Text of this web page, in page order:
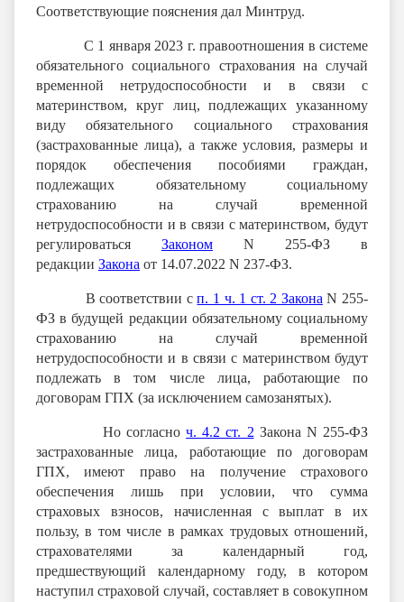
Соответствующие пояснения дал Минтруд.
С 1 января 2023 г. правоотношения в системе
обязательного социального страхования на случай
временной нетрудоспособности и в связи с
материнством, круг лиц, подлежащих указанному
виду обязательного социального страхования
(застрахованные лица), а также условия, размеры и
порядок обеспечения пособиями граждан,
подлежащих обязательному социальному
страхованию на случай временной
нетрудоспособности и в связи с материнством, будут
регулироваться Законом N 255-ФЗ в
редакции Закона от 14.07.2022 N 237-ФЗ.
В соответствии сп. 1 ч. 1 ст. 2 Закона N 255-
ФЗ в будущей редакции обязательному социальному
страхованию на случай временной
нетрудоспособности и в связи с материнством будут
подлежать в том числе лица, работающие по
договорам ГПХ (за исключением самозанятых).
Но согласноч. 4.2 ст. 2 Закона N 255-ФЗ
застрахованные лица, работающие по договорам
ГПХ, имеют право на получение страхового
обеспечения лишь при условии, что сумма
страховых взносов, начисленная с выплат в их
пользу, в том числе в рамках трудовых отношений,
страхователями за календарный год,
предшествующий календарному году, в котором
наступил страховой случай, составляет в совокупном